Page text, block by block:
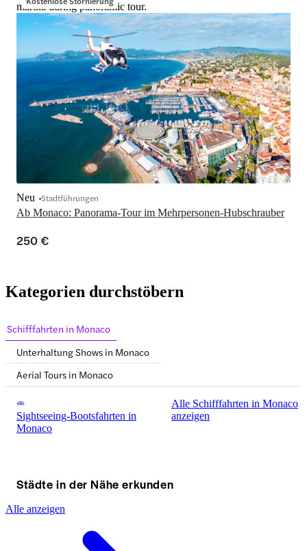
marina during panoramic tour.
Ab Monaco: Panorama-Tour im Mehrpersonen-Hubschrauber
Neu Stadtführungen
250 €
Kategorien durchstöbern
Schifffahrten in Monaco
Unterhaltung Shows in Monaco
Aerial Tours in Monaco
Sightseeing-Bootsfahrten in
Monaco
Alle Schifffahrten in Monaco
anzeigen
Städte in der Nähe erkunden
Alle anzeigen